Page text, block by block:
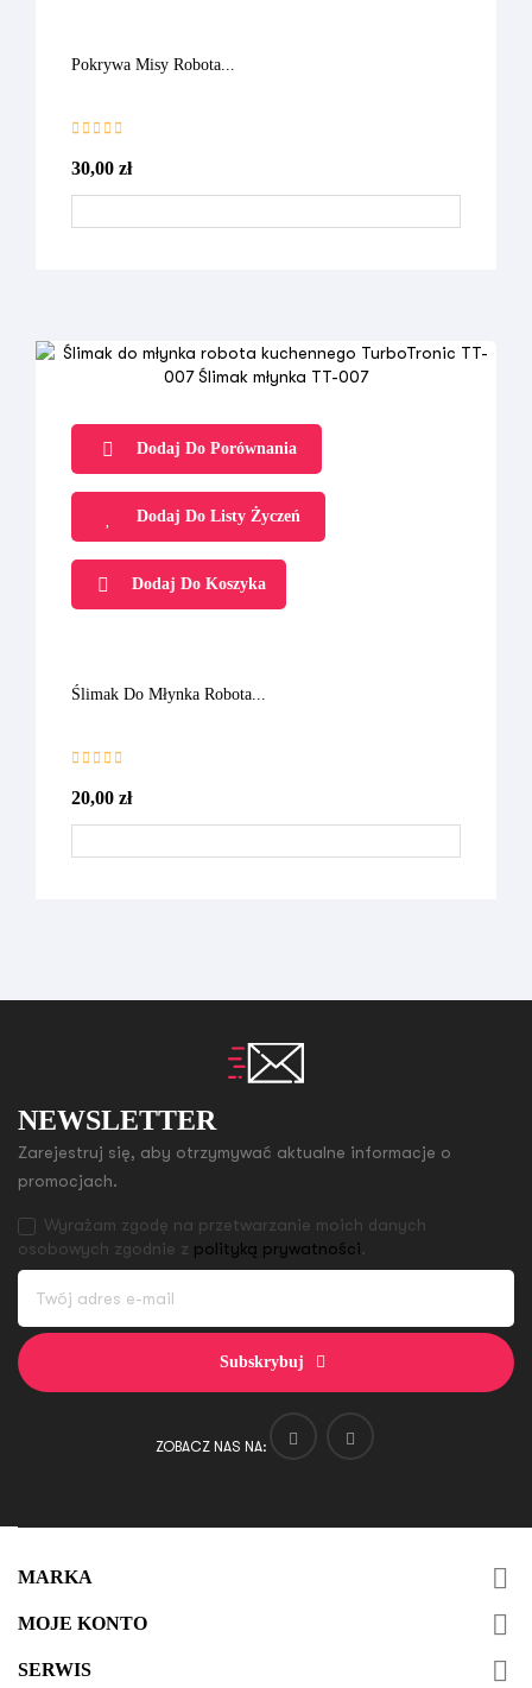
Pokrywa Misy Robota...
30,00 zł
Dodaj Do Porównania
Dodaj Do Listy Życzeń
Dodaj Do Koszyka
Ślimak Do Młynka Robota...
20,00 zł
NEWSLETTER
Zarejestruj się, aby otrzymywać aktualne informacje o
promocjach.
Wyrażam zgodę na przetwarzanie moich danych
osobowych zgodnie z polityką prywatności.
Subskrybuj
ZOBACZ NAS NA:
MARKA 
MOJE KONTO 
SERWIS 